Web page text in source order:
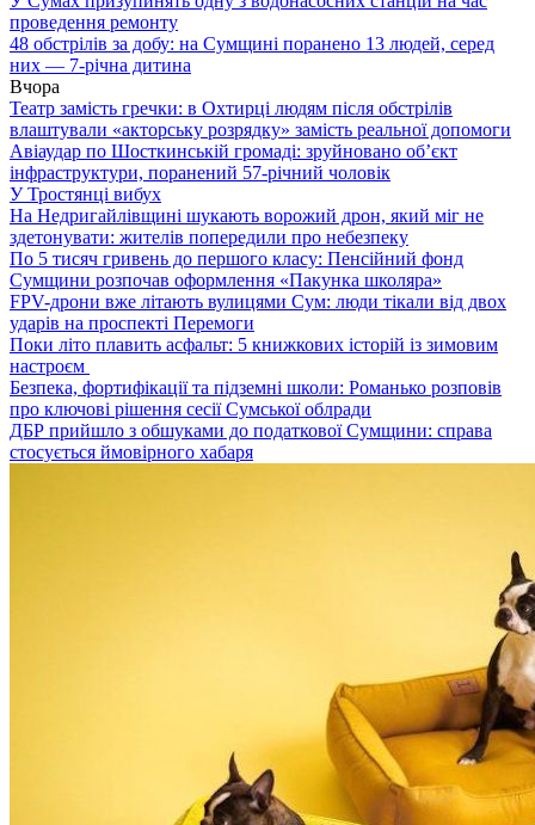
проведення ремонту
48 обстрілів за добу: на Сумщині поранено 13 людей, серед
них — 7-річна дитина
Вчора
Театр замість гречки: в Охтирці людям після обстрілів
влаштували «акторську розрядку» замість реальної допомоги
Авіаудар по Шосткинській громаді: зруйновано об’єкт
інфраструктури, поранений 57-річний чоловік
У Тростянці вибух
На Недригайлівщині шукають ворожий дрон, який міг не
здетонувати: жителів попередили про небезпеку
По 5 тисяч гривень до першого класу: Пенсійний фонд
Сумщини розпочав оформлення «Пакунка школяра»
FPV-дрони вже літають вулицями Сум: люди тікали від двох
ударів на проспекті Перемоги
Поки літо плавить асфальт: 5 книжкових історій із зимовим
настроєм
Безпека, фортифікації та підземні школи: Романько розповів
про ключові рішення сесії Сумської облради
ДБР прийшло з обшуками до податкової Сумщини: справа
стосується ймовірного хабаря